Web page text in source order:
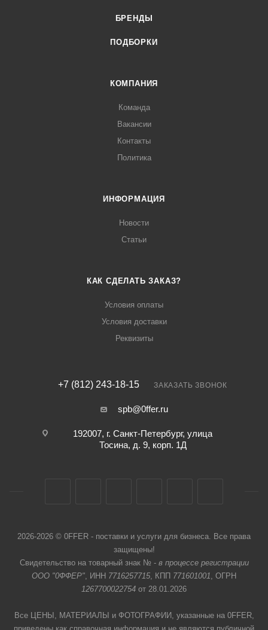
БРЕНДЫ
ПОДБОРКИ
КОМПАНИЯ
Команда
Вакансии
Контакты
Политика
ИНФОРМАЦИЯ
Новости
Статьи
КАК СДЕЛАТЬ ЗАКАЗ?
Условия оплаты
Условия доставки
Реквизиты
+7 (812) 243-18-15 ЗАКАЗАТЬ ЗВОНОК
spb@0ffer.ru
192007, г. Санкт-Петербург, улица
Тосина, д. 9, корп. 1Д
2026-2026 © 0FFER - поставки и услуги для бизнеса. Все права
защищены!
Свидетельство на товарный знак № - в процессе регистрации
ООО "0ФФЕР", ИНН 7716257715, КПП 771601001, ОГРН
1267700022754 от 28.01.2026
Все ЦЕНЫ, МАТЕРИАЛЫ и ФОТОГРАФИИ, указанные на 0FFER,